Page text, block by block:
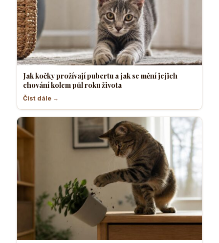
Jak kočky prožívají pubertu a jak se mění jejich
chování kolem půl roku života
Číst dále →